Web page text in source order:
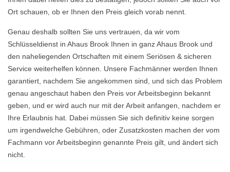
Ort schauen, ob er Ihnen den Preis gleich vorab nennt.
Genau deshalb sollten Sie uns vertrauen, da wir vom
Schlüsseldienst in Ahaus Brook Ihnen in ganz Ahaus Brook und
den naheliegenden Ortschaften mit einem Seriösen & sicheren
Service weiterhelfen können. Unsere Fachmänner werden Ihnen
garantiert, nachdem Sie angekommen sind, und sich das Problem
genau angeschaut haben den Preis vor Arbeitsbeginn bekannt
geben, und er wird auch nur mit der Arbeit anfangen, nachdem er
Ihre Erlaubnis hat. Dabei müssen Sie sich definitiv keine sorgen
um irgendwelche Gebühren, oder Zusatzkosten machen der vom
Fachmann vor Arbeitsbeginn genannte Preis gilt, und ändert sich
nicht.